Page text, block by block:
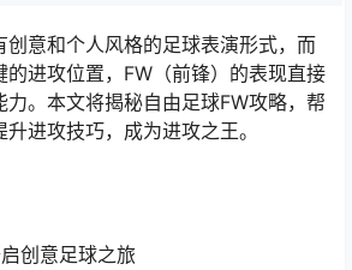
创意和个人风格的足球表演形式，而
的进攻位置，FW（前锋）的表现直接
力。本文将揭秘自由足球FW攻略，帮
进攻技巧，成为进攻之王。
创意足球之旅